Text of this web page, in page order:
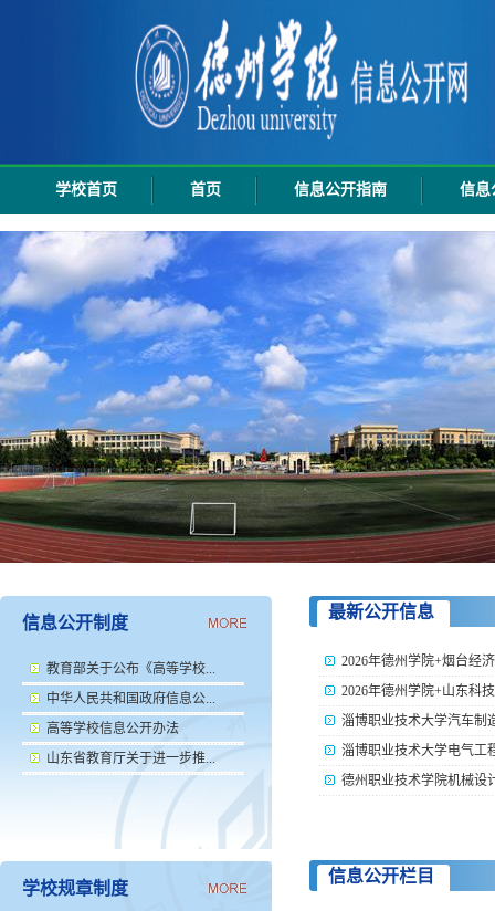
学校首页 首页 信息公开指南 信息
信息公开制度
教育部关于公布《高等学校...
中华人民共和国政府信息公...
高等学校信息公开办法
山东省教育厅关于进一步推...
学校规章制度
最新公开信息
2026年德州学院+烟台经
2026年德州学院+山东科
淄博职业技术大学汽车制
淄博职业技术大学电气工
德州职业技术学院机械设
信息公开栏目